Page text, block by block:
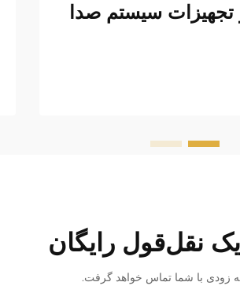
سیستم صدا
نقل‌قول رایگان
به زودی با شما تماس خواهد گرفت.